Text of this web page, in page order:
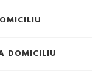
DOMICILIU